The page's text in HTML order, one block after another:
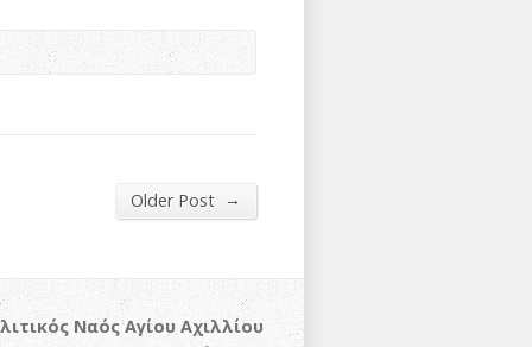
Older Post →
Ναός Αγίου Αχιλλίου